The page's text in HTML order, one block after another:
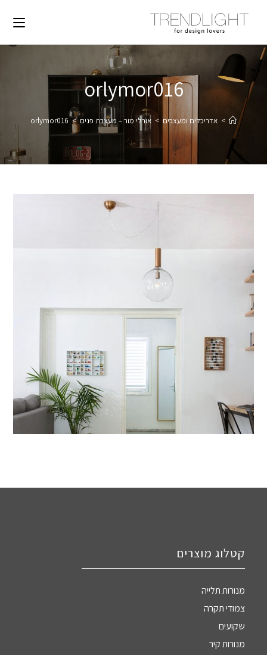
orlymor016
> אדריכלים ומעצבים > אורלי מור – מעצבת פנים >
orlymor016
קטלוג מוצרים
מנורות תלייה
צמודי תקרה
שקועים
מנורות קיר